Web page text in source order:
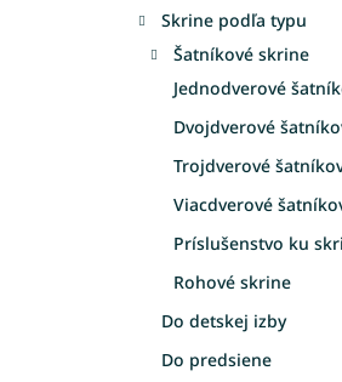
Skrine podľa typu
Šatníkové skrine
Jednodverové
Dvojdverové
Trojdverové
Viacdverové
Príslušenstvo ku
Rohové skrine
Do detskej izby
Do predsiene